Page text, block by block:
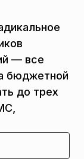
— все
бюджетной
до трех